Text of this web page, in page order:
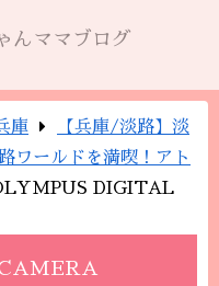
んママブログ
庫
【兵庫/淡路】淡
ワールドを満喫！アト
DIGITAL